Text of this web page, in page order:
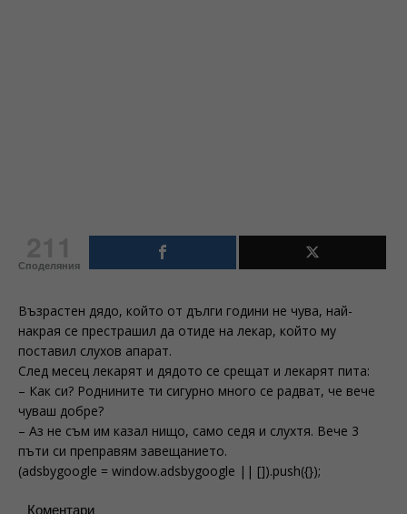
Споделяния
Възрастен дядо, който от дълги години не чува, най-
накрая се престрашил да отиде на лекар, който му
поставил слухов апарат.
След месец лекарят и дядото се срещат и лекарят пита:
– Как си? Роднините ти сигурно много се радват, че вече
чуваш добре?
– Аз не съм им казал нищо, само седя и слухтя. Вече 3
пъти си преправям завещанието.
(adsbygoogle = window.adsbygoogle || []).push({});
Коментари